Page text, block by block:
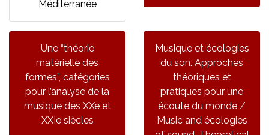
Méditerranée
Une “théorie
matérielle des
formes”, catégories
pour l’analyse de la
musique des XXe et
XXIe siècles
Musique et écologies
du son. Approches
théoriques et
pratiques pour une
écoute du monde /
Music and écologies